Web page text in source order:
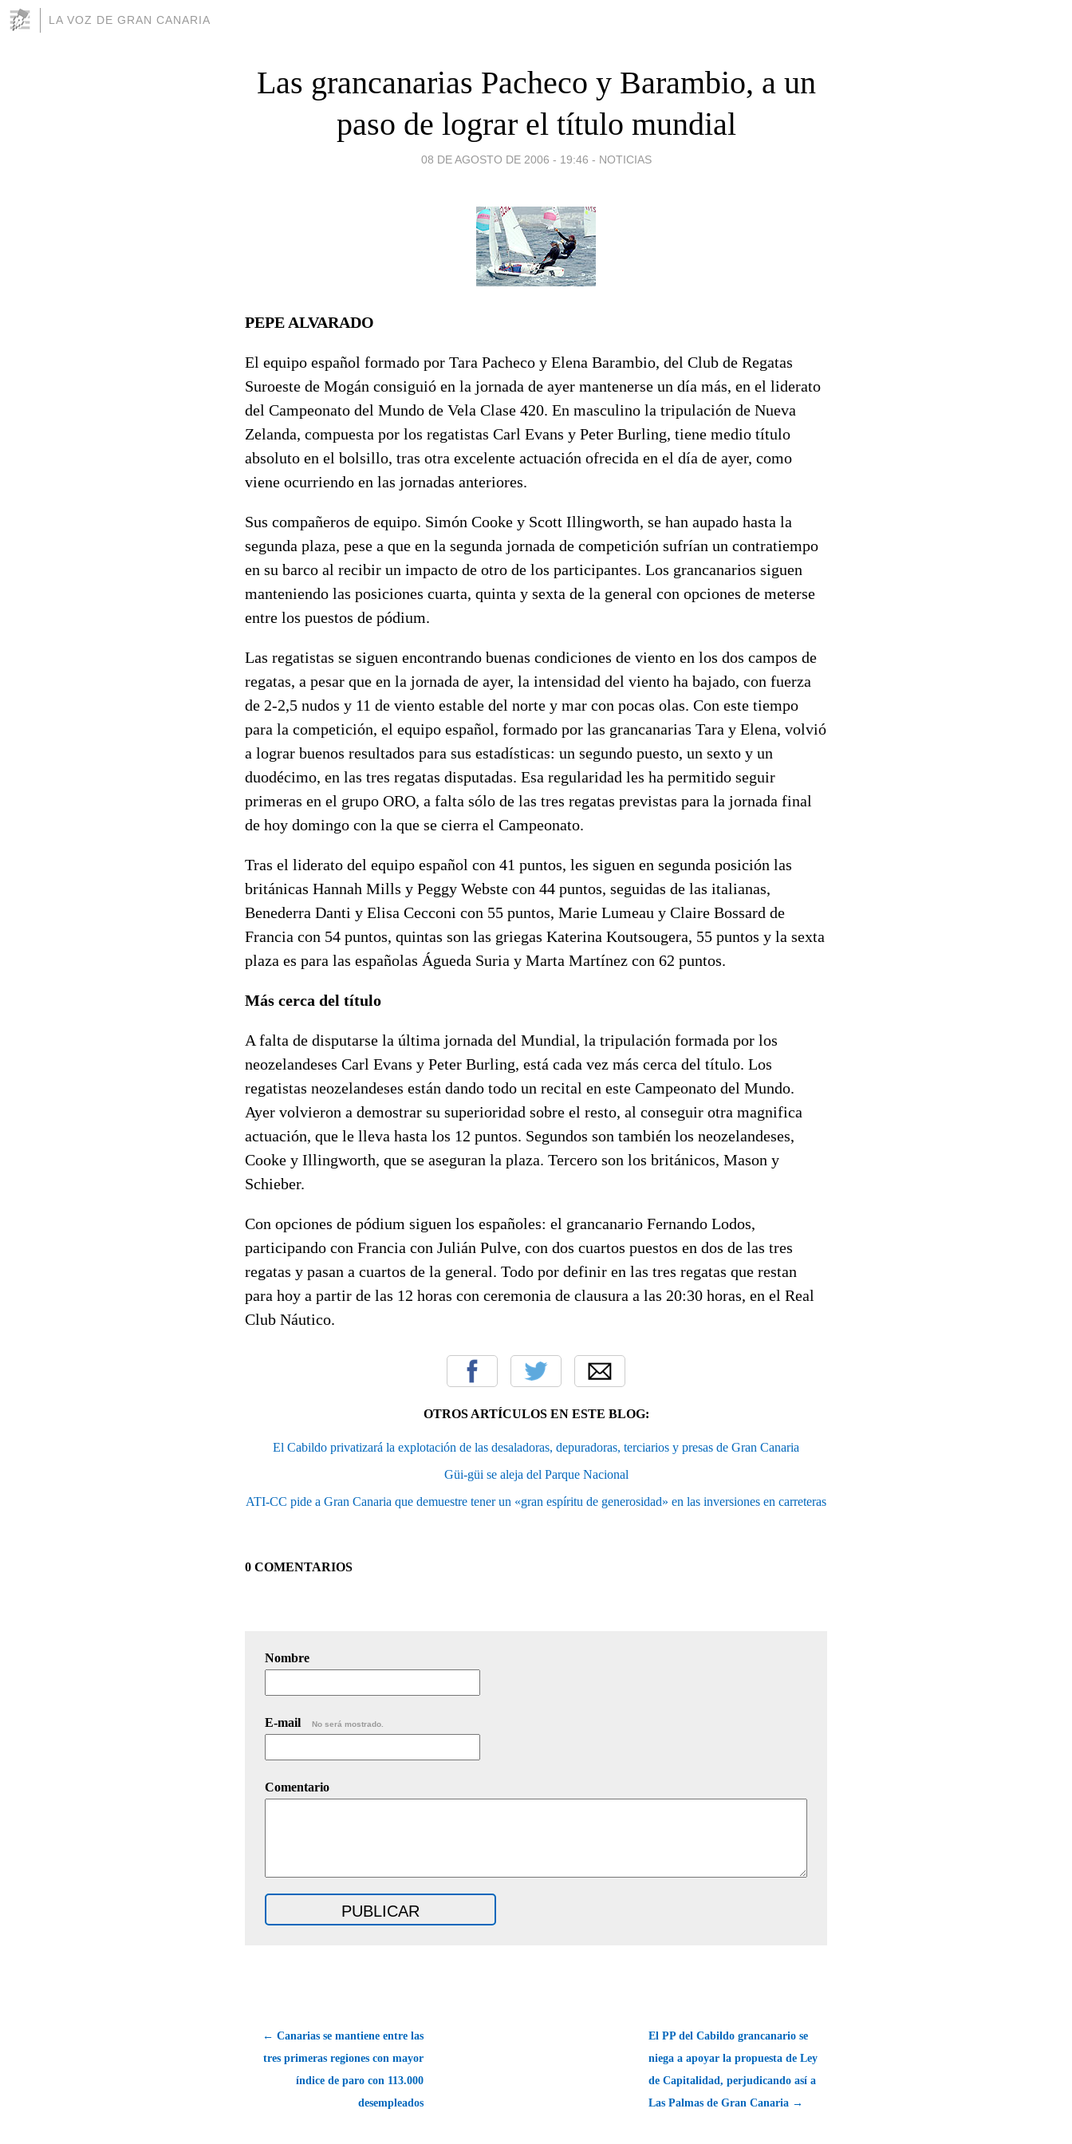
LA VOZ DE GRAN CANARIA
Las grancanarias Pacheco y Barambio, a un
paso de lograr el título mundial
08 DE AGOSTO DE 2006 - 19:46 - NOTICIAS
PEPE ALVARADO
El equipo español formado por Tara Pacheco y Elena Barambio, del Club de Regatas
Suroeste de Mogán consiguió en la jornada de ayer mantenerse un día más, en el liderato
del Campeonato del Mundo de Vela Clase 420. En masculino la tripulación de Nueva
Zelanda, compuesta por los regatistas Carl Evans y Peter Burling, tiene medio título
absoluto en el bolsillo, tras otra excelente actuación ofrecida en el día de ayer, como
viene ocurriendo en las jornadas anteriores.
Sus compañeros de equipo. Simón Cooke y Scott Illingworth, se han aupado hasta la
segunda plaza, pese a que en la segunda jornada de competición sufrían un contratiempo
en su barco al recibir un impacto de otro de los participantes. Los grancanarios siguen
manteniendo las posiciones cuarta, quinta y sexta de la general con opciones de meterse
entre los puestos de pódium.
Las regatistas se siguen encontrando buenas condiciones de viento en los dos campos de
regatas, a pesar que en la jornada de ayer, la intensidad del viento ha bajado, con fuerza
de 2-2,5 nudos y 11 de viento estable del norte y mar con pocas olas. Con este tiempo
para la competición, el equipo español, formado por las grancanarias Tara y Elena, volvió
a lograr buenos resultados para sus estadísticas: un segundo puesto, un sexto y un
duodécimo, en las tres regatas disputadas. Esa regularidad les ha permitido seguir
primeras en el grupo ORO, a falta sólo de las tres regatas previstas para la jornada final
de hoy domingo con la que se cierra el Campeonato.
Tras el liderato del equipo español con 41 puntos, les siguen en segunda posición las
británicas Hannah Mills y Peggy Webste con 44 puntos, seguidas de las italianas,
Benederra Danti y Elisa Cecconi con 55 puntos, Marie Lumeau y Claire Bossard de
Francia con 54 puntos, quintas son las griegas Katerina Koutsougera, 55 puntos y la sexta
plaza es para las españolas Águeda Suria y Marta Martínez con 62 puntos.
Más cerca del título
A falta de disputarse la última jornada del Mundial, la tripulación formada por los
neozelandeses Carl Evans y Peter Burling, está cada vez más cerca del título. Los
regatistas neozelandeses están dando todo un recital en este Campeonato del Mundo.
Ayer volvieron a demostrar su superioridad sobre el resto, al conseguir otra magnifica
actuación, que le lleva hasta los 12 puntos. Segundos son también los neozelandeses,
Cooke y Illingworth, que se aseguran la plaza. Tercero son los británicos, Mason y
Schieber.
Con opciones de pódium siguen los españoles: el grancanario Fernando Lodos,
participando con Francia con Julián Pulve, con dos cuartos puestos en dos de las tres
regatas y pasan a cuartos de la general. Todo por definir en las tres regatas que restan
para hoy a partir de las 12 horas con ceremonia de clausura a las 20:30 horas, en el Real
Club Náutico.
OTROS ARTÍCULOS EN ESTE BLOG:
El Cabildo privatizará la explotación de las desaladoras, depuradoras, terciarios y presas de Gran Canaria
Güi-güi se aleja del Parque Nacional
ATI-CC pide a Gran Canaria que demuestre tener un «gran espíritu de generosidad» en las inversiones en carreteras
0 COMENTARIOS
Nombre
E-mail No será mostrado.
Comentario
← Canarias se mantiene entre las
tres primeras regiones con mayor
índice de paro con 113.000
desempleados
El PP del Cabildo grancanario se
niega a apoyar la propuesta de Ley
de Capitalidad, perjudicando así a
Las Palmas de Gran Canaria →